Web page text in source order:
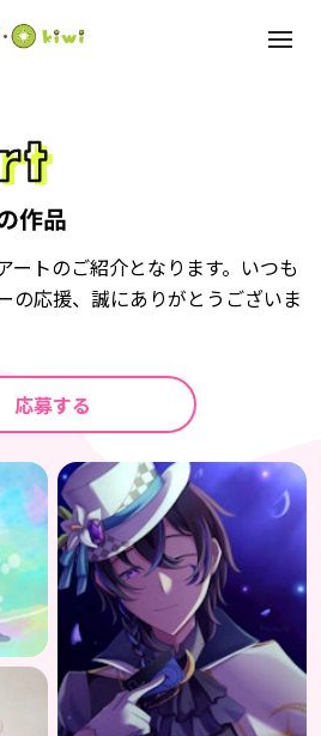
toggle
トのご紹介となります。 いつも
の応援、誠にありがとうございま
応募する